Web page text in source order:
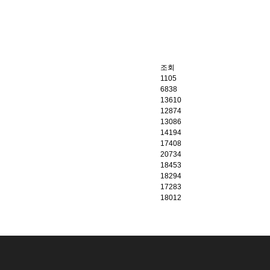
조회
1105
6838
13610
12874
13086
14194
17408
20734
18453
18294
17283
18012